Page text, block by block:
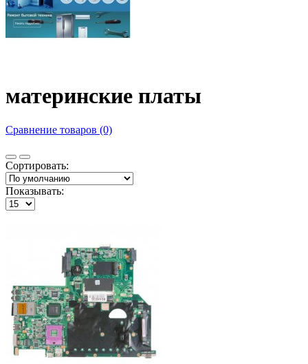
материнские платы
Сравнение товаров (0)
Сортировать:
Показывать: